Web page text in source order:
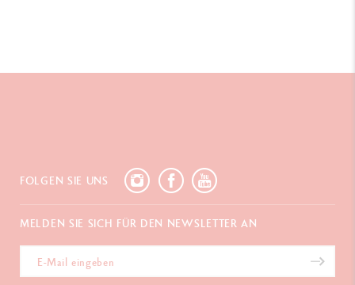
FOLGEN SIE UNS
MELDEN SIE SICH FÜR DEN NEWSLETTER AN